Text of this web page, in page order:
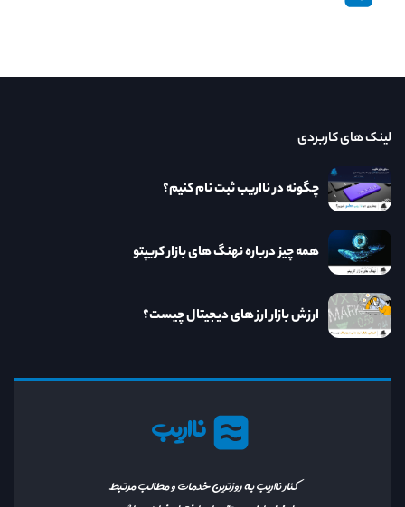
نااریب
کنار نااریب به روزترین خدمات و مطالب مرتبط
لینک های کاربردی
چگونه در نااریب ثبت نام کنیم؟
همه چیز درباره نهنگ های بازار کریپتو
ارزش بازار ارز های دیجیتال چیست؟